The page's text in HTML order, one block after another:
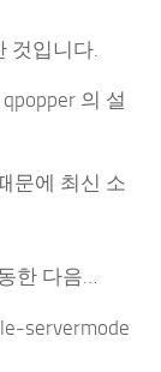
것입니다.
의 설
문에 최신 소
한 다음…
servermode